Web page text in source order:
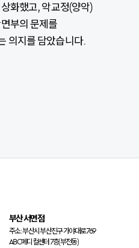
화했고, 악교정(양악)
부의 문제를
의지를 담았습니다.
부산 서면점
주소: 부산시 부산진구 가야대로 769
ABC메디컬센터 7층(부전동)